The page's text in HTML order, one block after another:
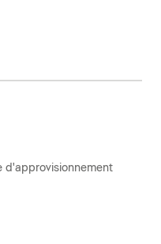
d'approvisionnement